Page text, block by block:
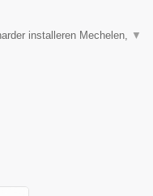
installeren Mechelen, ▼